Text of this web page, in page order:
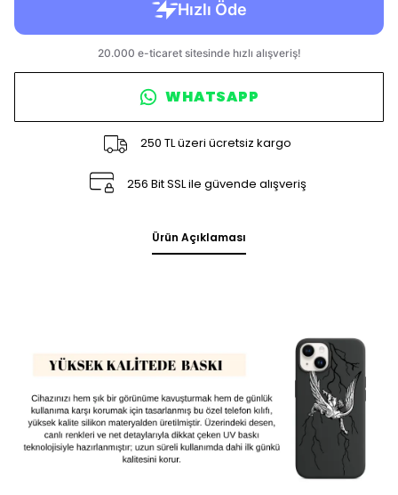
WHATSAPP
250 TL üzeri ücretsiz kargo
256 Bit SSL ile güvende alışveriş
Ürün Açıklaması